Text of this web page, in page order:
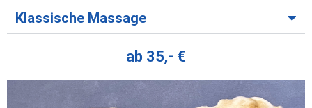
Klassische Massage
ab 35,- €